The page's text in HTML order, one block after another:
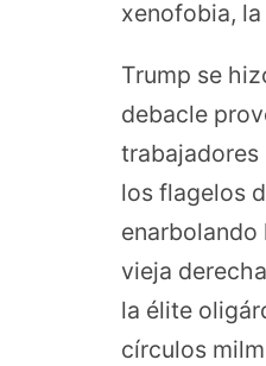
xenofobia,
Trump se
debacle
trabajadores
los flagelos
vieja
la élite
círculos